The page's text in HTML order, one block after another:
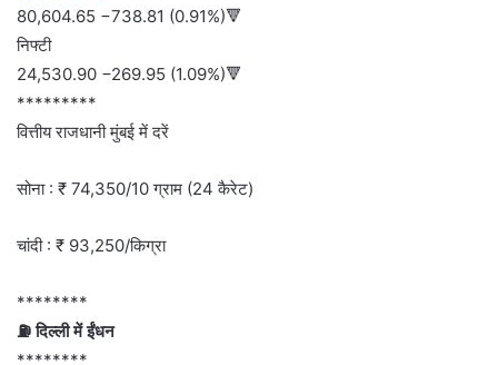
80,604.65 −738.81 (0.91%)🔻
निफ्टी
24,530.90 −269.95 (1.09%)🔻
*********
वित्तीय राजधानी मुंबई में दरें
सोना : ₹ 74,350/10 ग्राम (24 कैरेट)
चांदी : ₹ 93,250/किग्रा
********
⛽ दिल्ली में ईंधन
********